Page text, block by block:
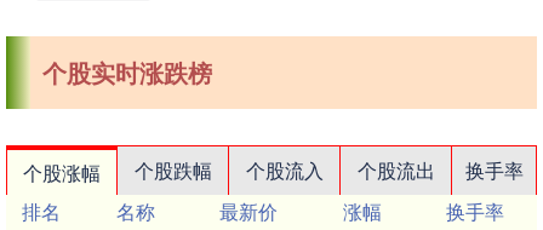
个股实时涨跌榜
个股涨幅 个股跌幅 个股流入 个股流出
换手率
排名
名称 最新价 涨幅 换手率